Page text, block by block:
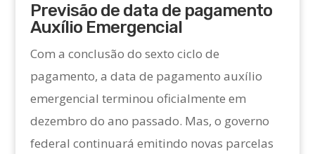
Previsão de data de pagamento
Auxílio Emergencial
Com a conclusão do sexto ciclo de
pagamento, a data de pagamento auxílio
emergencial terminou oficialmente em
dezembro do ano passado. Mas, o governo
federal continuará emitindo novas parcelas